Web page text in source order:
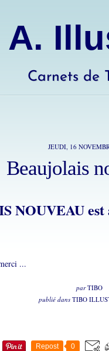
A.
Carnets de
JEUDI, 16
Beaujolais
NOUVEAU
...
parTIBO
publié dans TIBO
Repost 0